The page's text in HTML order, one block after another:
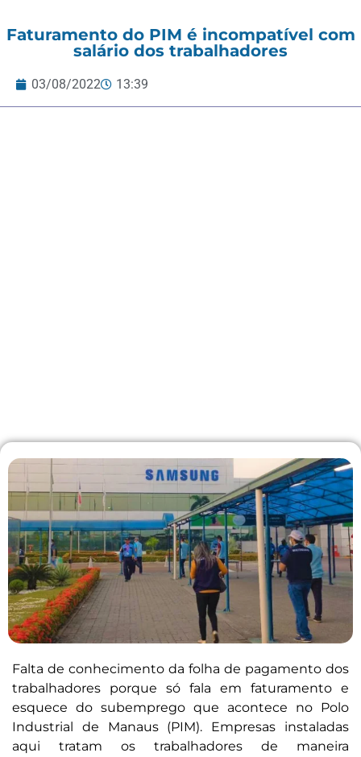
Faturamento do PIM é incompatível com
salário dos trabalhadores
03/08/2022 13:39
Falta de conhecimento da folha de pagamento dos
trabalhadores porque só fala em faturamento e
esquece do subemprego que acontece no Polo
Industrial de Manaus (PIM). Empresas instaladas
aqui tratam os trabalhadores de maneira